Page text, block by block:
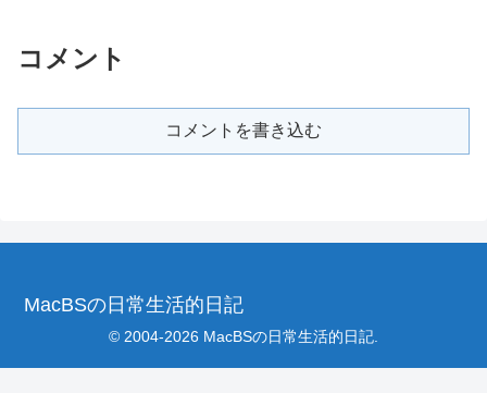
コメント
コメントを書き込む
MacBSの日常生活的日記
© 2004-2026 MacBSの日常生活的日記.